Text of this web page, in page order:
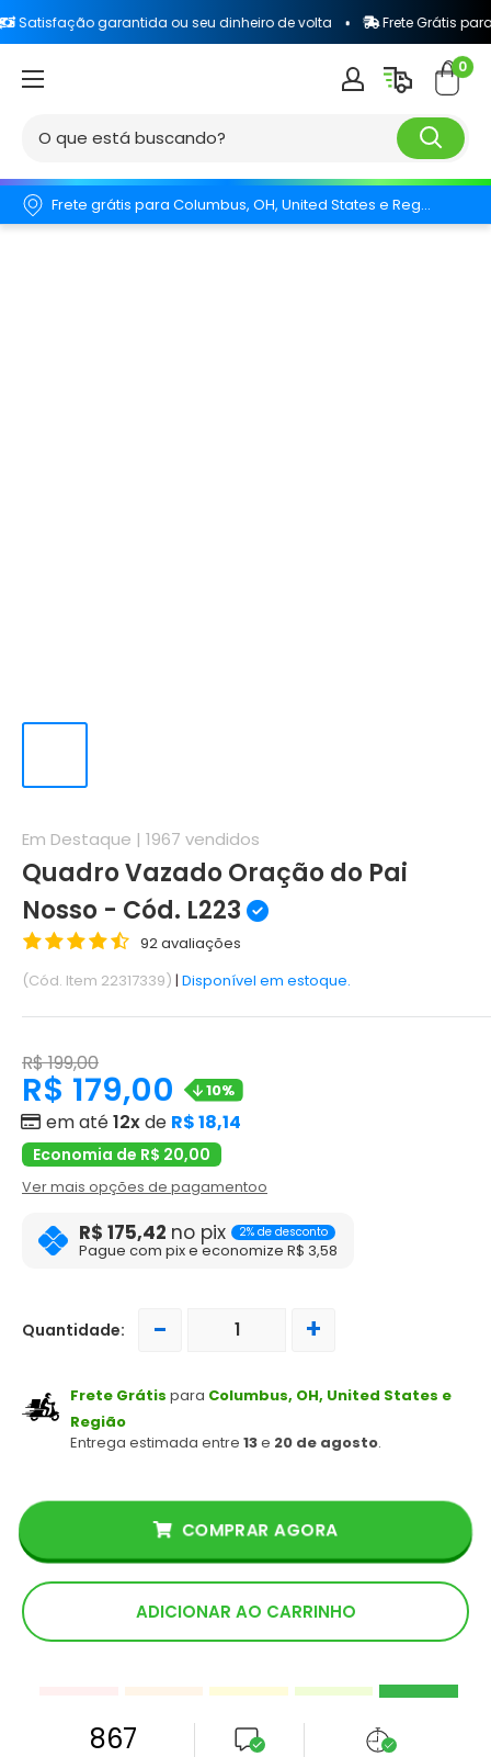
garantida ou seu dinheiro de volta Frete Grátis para todo o
0
Frete grátis para Columbus, OH, United States e Região.
Em Destaque | 1967 vendidos
Quadro Vazado Oração do Pai
Nosso - Cód. L223
92 avaliações
(Cód. Item 22317339) | Disponível em estoque.
R$ 199,00
R$ 179,00 10%
em até12xde R$ 18,14
Economia de R$ 20,00
Ver mais opções de pagamentoo
R$ 175,42 no pix 2% de desconto
Pague com pix e economize R$ 3,58
Quantidade: - +
Frete Grátis para Columbus, OH, United States e
Região
Entrega estimada entre 13e 20 de agosto.
ADICIONAR AO CARRINHO
COMPRAR AGORA
867